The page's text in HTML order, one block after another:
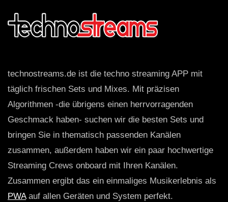
technostreams.de ist die techno streaming APP mit
täglich frischen Sets und Mixes. Mit präzisen
Algorithmen -die übrigens einen herrvorragenden
Geschmack haben- suchen wir die besten Sets und
bringen Sie in thematisch passenden Kanälen
zusammen, außerdem haben wir ein paar hochwertige
Streaming Crews onboard mit Ihren Kanälen.
Zusammen ergibt das ein einmaliges Musikerlebnis als
PWAauf allen Geräten und System perfekt.